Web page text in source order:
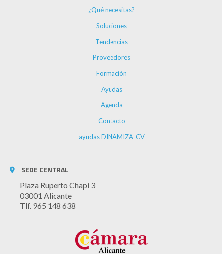
¿Qué necesitas?
Soluciones
Tendencias
Proveedores
Formación
Ayudas
Agenda
Contacto
ayudas DINAMIZA-CV
SEDE CENTRAL
Plaza Ruperto Chapí 3
03001 Alicante
Tlf. 965 148 638